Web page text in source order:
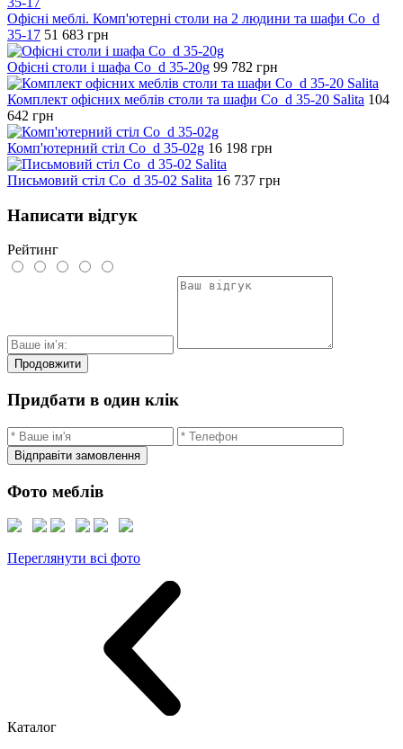
Офісні меблі. Комп'ютерні столи на 2 людини та шафи Co_d
35-17 51 683 грн
Офісні столи і шафа Co_d 35-20g 99 782 грн
Комплект офісних меблів столи та шафи Co_d 35-20 Salita 104
642 грн
Комп'ютерний стіл Co_d 35-02g 16 198 грн
Письмовий стіл Co_d 35-02 Salita 16 737 грн
Написати відгук
Рейтинг
Продовжити
Придбати в один клік
Відправіти замовлення
Фото меблів
Переглянути всі фото
Каталог